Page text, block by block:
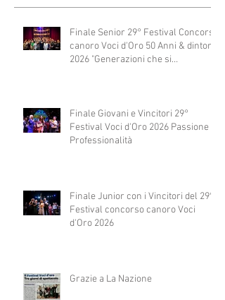
Finale Senior 29° Festival Concorso
canoro Voci d'Oro 50 Anni & dintorni
2026 "Generazioni che si
Finale Giovani e Vincitori 29°
Festival Voci d'Oro 2026 Passione e
Professionalità
Finale Junior con i Vincitori del 29°
Festival concorso canoro Voci
d'Oro 2026
Grazie a La Nazione